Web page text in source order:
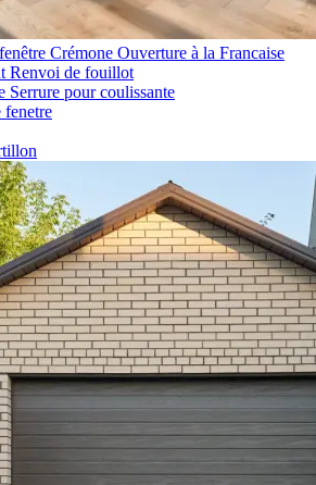
Crémone Ouverture à la Francaise
Renvoi de fouillot
Serrure pour coulissante
fenetre